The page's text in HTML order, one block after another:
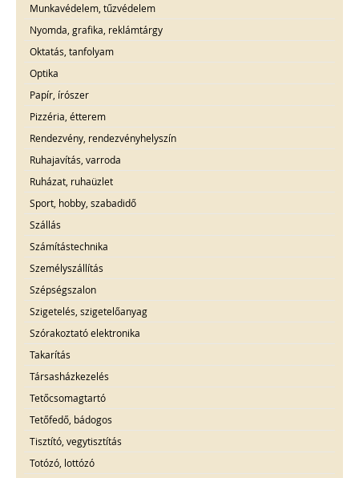
Munkavédelem, tűzvédelem
Nyomda, grafika, reklámtárgy
Oktatás, tanfolyam
Optika
Papír, írószer
Pizzéria, étterem
Rendezvény, rendezvényhelyszín
Ruhajavítás, varroda
Ruházat, ruhaüzlet
Sport, hobby, szabadidő
Szállás
Számítástechnika
Személyszállítás
Szépségszalon
Szigetelés, szigetelőanyag
Szórakoztató elektronika
Takarítás
Társasházkezelés
Tetőcsomagtartó
Tetőfedő, bádogos
Tisztító, vegytisztítás
Totózó, lottózó